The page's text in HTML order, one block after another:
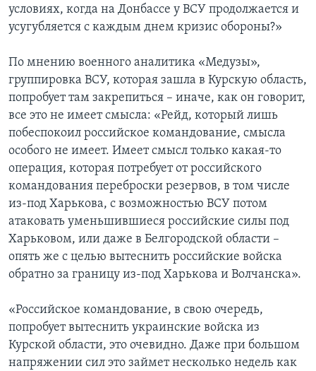
условиях, когда на Донбассе у ВСУ продолжается и
усугубляется с каждым днем кризис обороны?»
По мнению военного аналитика «Медузы»,
группировка ВСУ, которая зашла в Курскую область,
попробует там закрепиться – иначе, как он говорит,
все это не имеет смысла: «Рейд, который лишь
побеспокоил российское командование, смысла
особого не имеет. Имеет смысл только какая-то
операция, которая потребует от российского
командования переброски резервов, в том числе
из-под Харькова, с возможностью ВСУ потом
атаковать уменьшившиеся российские силы под
Харьковом, или даже в Белгородской области –
опять же с целью вытеснить российские войска
обратно за границу из-под Харькова и Волчанска».
«Российское командование, в свою очередь,
попробует вытеснить украинские войска из
Курской области, это очевидно. Даже при большом
напряжении сил это займет несколько недель как